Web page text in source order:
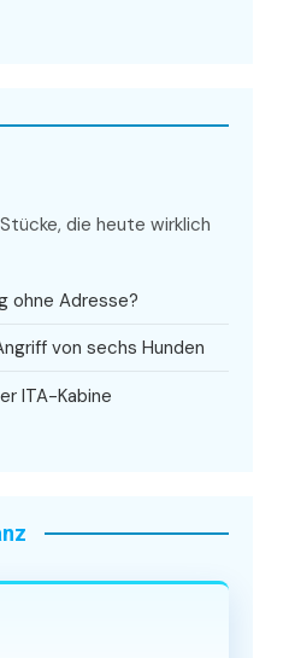
die heute wirklich
ohne Adresse?
von sechs Hunden
ITA-Kabine